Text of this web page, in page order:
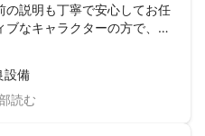
の説明も丁寧で安心してお任
なキャラクターの方で、対
設備